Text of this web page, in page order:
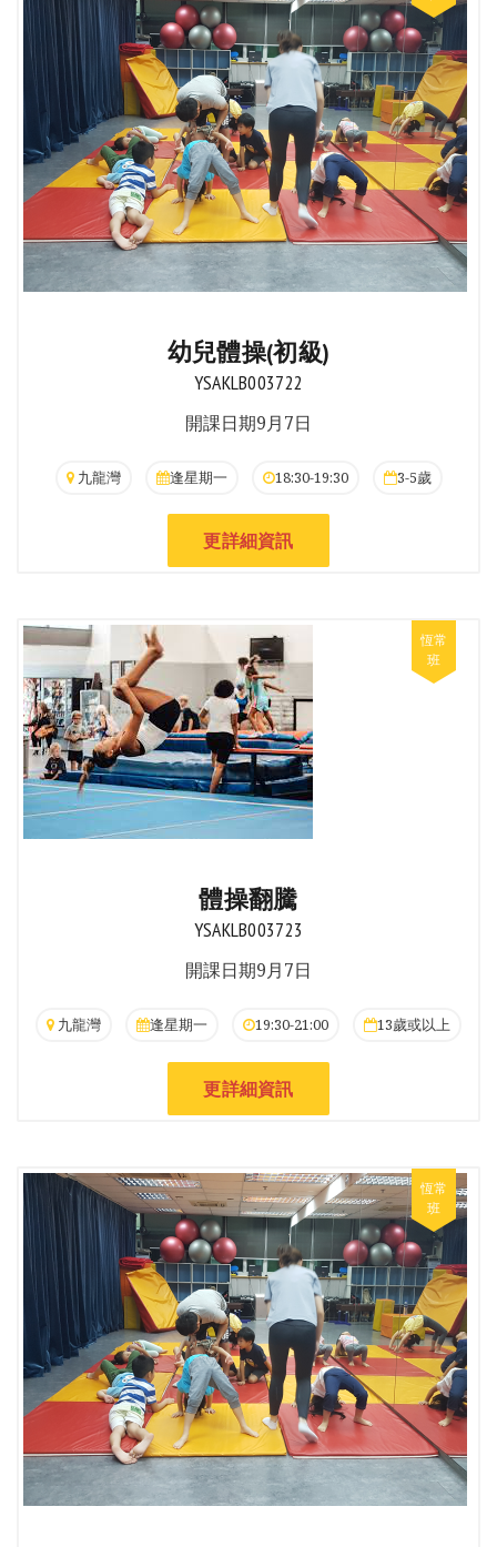
幼兒體操(初級)
YSAKLB003722
開課日期9月7日
九龍灣 逢星期一 18:30-19:30 3-5歲
更詳細資訊
體操翻騰
YSAKLB003723
開課日期9月7日
九龍灣 逢星期一 19:30-21:00 13歲或以上
更詳細資訊